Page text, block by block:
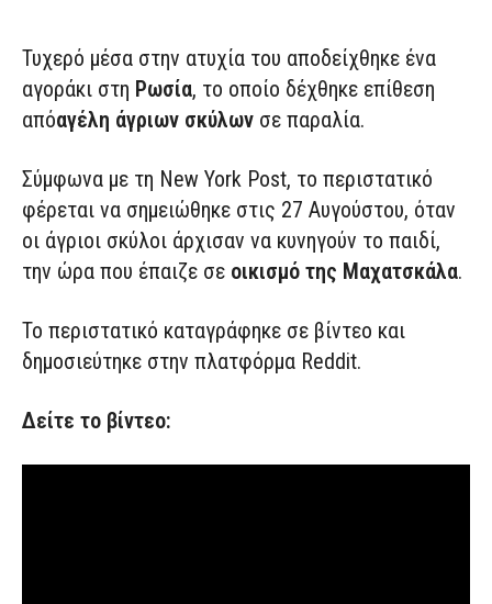
Τυχερό μέσα στην ατυχία του αποδείχθηκε ένα
αγοράκι στη Ρωσία, το οποίο δέχθηκε επίθεση
απόαγέλη άγριων σκύλων σε παραλία.
Σύμφωνα με τη New York Post, το περιστατικό
φέρεται να σημειώθηκε στις 27 Αυγούστου, όταν
οι άγριοι σκύλοι άρχισαν να κυνηγούν το παιδί,
την ώρα που έπαιζε σε οικισμό της Μαχατσκάλα.
Το περιστατικό καταγράφηκε σε βίντεο και
δημοσιεύτηκε στην πλατφόρμα Reddit.
Δείτε το βίντεο: